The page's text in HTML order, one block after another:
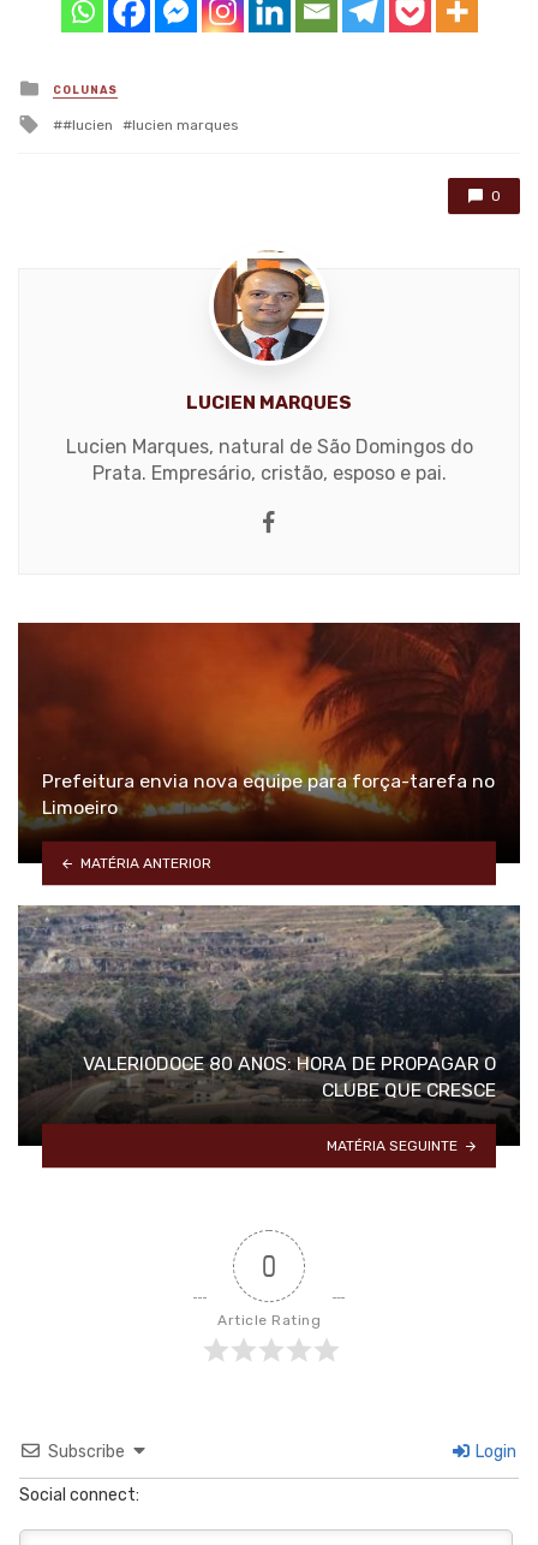
Posted
in
COLUNAS
Tagged
#lucien lucien marques
0
LUCIEN MARQUES
Lucien Marques, natural de São Domingos do
Prata. Empresário, cristão, esposo e pai.
Prefeitura envia nova equipe para força-tarefa no
Limoeiro
MATÉRIA ANTERIOR
VALERIODOCE 80 ANOS: HORA DE PROPAGAR O
CLUBE QUE CRESCE
MATÉRIA SEGUINTE
0
Article Rating
Subscribe Login
Social connect: